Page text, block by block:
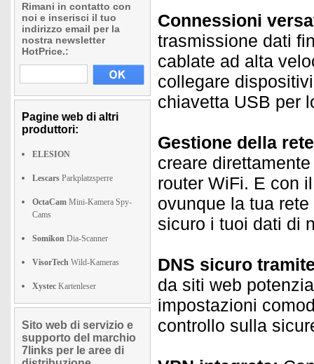
Rimani in contatto con
noi e inserisci il tuo
indirizzo email per la
nostra newsletter
HotPrice.:
Pagine web di altri
produttori:
ELESION
Lescars Parkplatzsperre
OctaCam Mini-Kamera Spy-
Cams
Somikon Dia-Scanner
VisorTech Wild-Kameras
Xystec Kartenleser
Sito web di servizio e
supporto del marchio
7links per le aree di
Connessioni
trasmissione dati
cablate ad alta
collegare
chiavetta USB per
Gestione della
creare
router WiFi. E con
ovunque la tua
sicuro i tuoi dati di
DNS sicuro
da siti web
impostazioni
controllo sulla